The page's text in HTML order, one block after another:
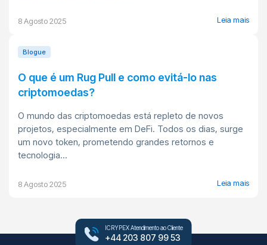
8 Agosto 2025 Leia mais
Blogue
O que é um Rug Pull e como evitá-lo nas
criptomoedas?
O mundo das criptomoedas está repleto de novos
projetos, especialmente em DeFi. Todos os dias, surge
um novo token, prometendo grandes retornos e
tecnologia...
8 Agosto 2025 Leia mais
ICRYPEX Atendimento ao Cliente
+44 203 807 99 53